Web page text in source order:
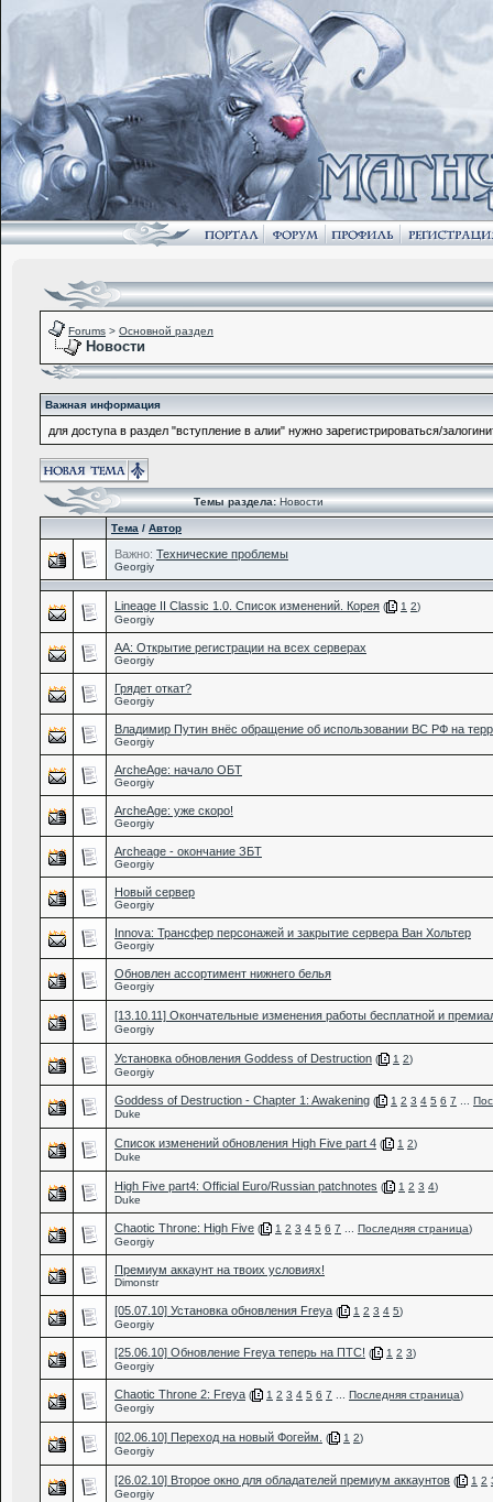
Forums > Основной раздел
Новости
Важная информация
для доступа в раздел "вступление в алии" нужно зарегистрироваться/
Темы раздела:Новости
Тема / Автор
Важно: Технические проблемы
Georgiy
Lineage II Classic 1.0. Список изменений. Корея ( 1 2)
Georgiy
AA: Открытие регистрации на всех серверах
Georgiy
Грядет откат?
Georgiy
Владимир Путин внёс обращение об использовании ВС РФ на
Georgiy
ArcheAge: начало ОБТ
Georgiy
ArcheAge: уже скоро!
Georgiy
Archeage - окончание ЗБТ
Georgiy
Новый сервер
Georgiy
Innova: Трансфер персонажей и закрытие сервера Ван Хольтер
Georgiy
Обновлен ассортимент нижнего белья
Georgiy
[13.10.11] Окончательные изменения работы бесплатной и
Georgiy
Установка обновления Goddess of Destruction ( 1 2)
Georgiy
Goddess of Destruction - Chapter 1: Awakening ( 1 2 3 4 5 6 7
Duke
Список изменений обновления High Five part 4 ( 1 2)
Duke
High Five part4: Official Euro/Russian patchnotes ( 1 2 3 4)
Duke
Chaotic Throne: High Five ( 1 2 3 4 5 6 7 Последняя страница)
Georgiy
Премиум аккаунт на твоих условиях!
Dimonstr
[05.07.10] Установка обновления Freya ( 1 2 3 4 5)
Georgiy
[25.06.10] Обновление Freya теперь на ПТС! ( 1 2 3)
Georgiy
Chaotic Throne 2: Freya ( 1 2 3 4 5 6 7 Последняя страница)
Georgiy
[02.06.10] Переход на новый Фогейм. ( 1 2)
Georgiy
[26.02.10] Второе окно для обладателей премиум аккаунтов ( 1 2
Georgiy